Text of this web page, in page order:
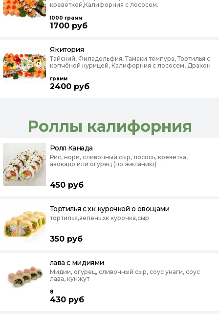
креветкой,Калифорния с лососем.
1000 грамм
1700 руб
Якитория
Тайский, Филадельфия, Тамаки темпура, Тортилья с
копчёной курицей, Калифорния с лососем, Дракон
грамм
2400 руб
Роллы калифорния
Ролл Канада
Рис, нори, сливочный сыр, лосось, креветка,
авокадо или огурец (по желанию)
450 руб
Тортилья с хк курочкой о овощами
тортилья,зелень,хк курочка,сыр
350 руб
лава с мидиями
Мидии, огурец, сливочный сыр, соус унаги, соус
лава, кунжут
8
430 руб